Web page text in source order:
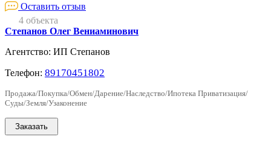
Оставить отзыв
4 объекта
Степанов Олег Вениаминович
Агентство: ИП Степанов
Телефон: 89170451802
Продажа/Покупка/Обмен/Дарение/Наследство/Ипотека Приватизация/
Суды/Земля/Узаконение